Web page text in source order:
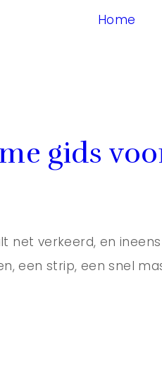
Home
gids
net verkeerd, en
een strip, een snel